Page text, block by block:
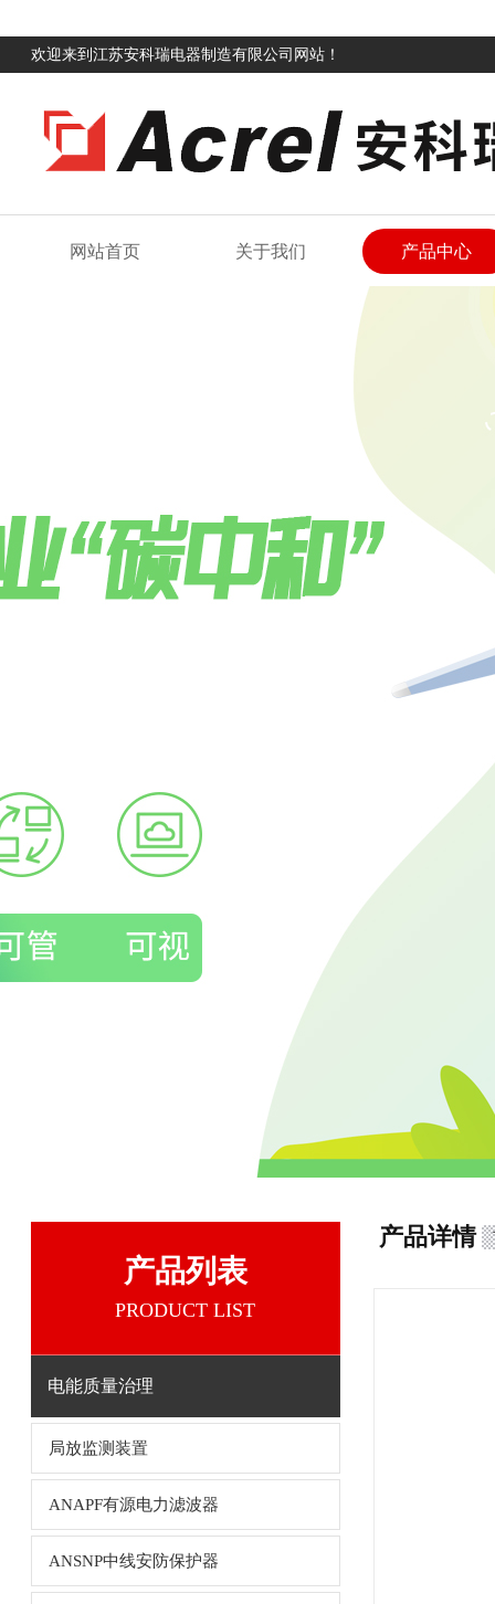
欢迎来到江苏安科瑞电器制造有限公司网站！
网站首页 关于我们 产品中心
产品列表
PRODUCT LIST
电能质量治理
局放监测装置
ANAPF有源电力滤波器
ANSNP中线安防保护器
产品详情